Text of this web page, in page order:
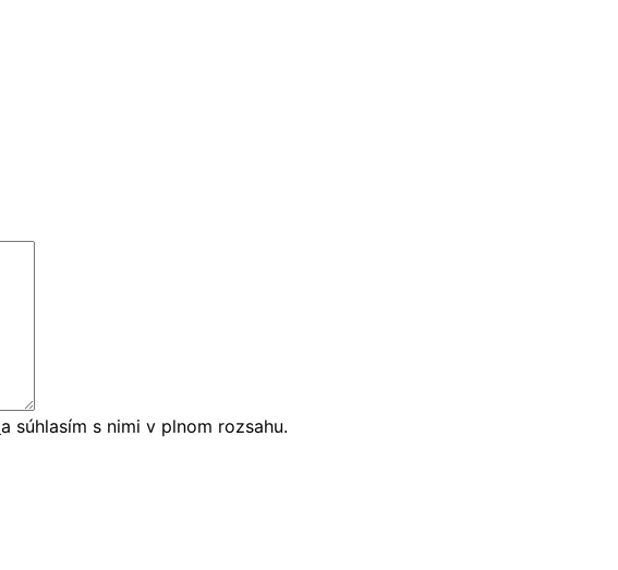
a súhlasím s nimi v plnom rozsahu.